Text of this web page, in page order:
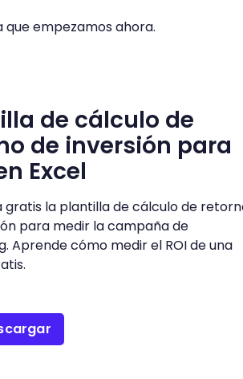
empezamos ahora.
de cálculo de
de inversión para
Excel
gratis la plantilla de cálculo de
para medir la campaña de
Aprende cómo medir el ROI de una